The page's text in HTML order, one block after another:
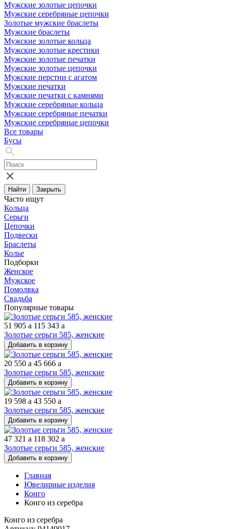
Мужские золотые цепочки
Мужские серебряные цепочки
Золотые мужские браслеты
Мужские браслеты
Мужские золотые кольца
Мужские золотые крестики
Мужские золотые печатки
Мужские золотые цепочки
Мужские перстни с агатом
Мужские печатки
Мужские печатки с камнями
Мужские серебряные кольца
Мужские серебряные печатки
Мужские серебряные цепочки
Все товары
Бусы
Найти Закрыть
Часто ищут
Кольца
Серьги
Цепочки
Подвески
Браслеты
Колье
Подборки
Женское
Мужское
Помолвка
Свадьба
Популярные товары
51 905 a 115 343 a
Золотые серьги 585, женские
Добавить в корзину
20 550 a 45 666 a
Золотые серьги 585, женские
Добавить в корзину
19 598 a 43 550 a
Золотые серьги 585, женские
Добавить в корзину
47 321 a 118 302 a
Золотые серьги 585, женские
Добавить в корзину
Главная
Ювелирные изделия
Конго
Конго из серебра
Конго из серебра